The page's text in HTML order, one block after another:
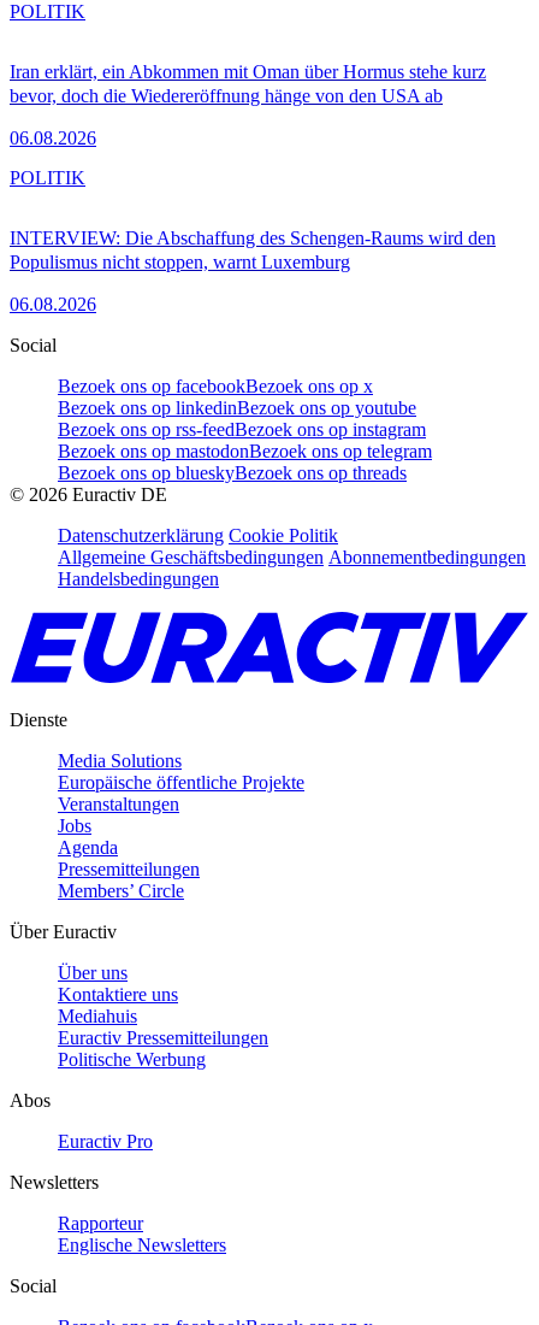
Iran erklärt, ein Abkommen mit Oman über Hormus stehe kurz
bevor, doch die Wiedereröffnung hänge von den USA ab
06.08.2026
POLITIK
INTERVIEW: Die Abschaffung des Schengen-Raums wird den
Populismus nicht stoppen, warnt Luxemburg
06.08.2026
POLITIK
Social
Bezoek ons op facebookBezoek ons op x
Bezoek ons op linkedinBezoek ons op youtube
Bezoek ons op rss-feedBezoek ons op instagram
Bezoek ons op mastodonBezoek ons op telegram
Bezoek ons op blueskyBezoek ons op threads
© 2026 Euractiv DE
Datenschutzerklärung Cookie Politik
Allgemeine Geschäftsbedingungen Abonnementbedingungen
Handelsbedingungen
Dienste
Media Solutions
Europäische öffentliche Projekte
Veranstaltungen
Jobs
Agenda
Pressemitteilungen
Members’ Circle
Über Euractiv
Über uns
Kontaktiere uns
Mediahuis
Euractiv Pressemitteilungen
Politische Werbung
Abos
Euractiv Pro
Newsletters
Rapporteur
Englische Newsletters
Social